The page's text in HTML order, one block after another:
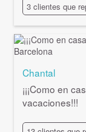
3 clientes que
Chantal
¡¡¡Como en
vacaciones!!!